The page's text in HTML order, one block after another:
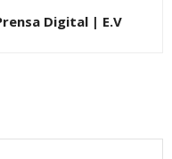
Digital | E.V